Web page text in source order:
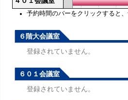
予約時間のバーをクリックすると
６階大会議室
登録されていません。
６０１会議室
登録されていません。